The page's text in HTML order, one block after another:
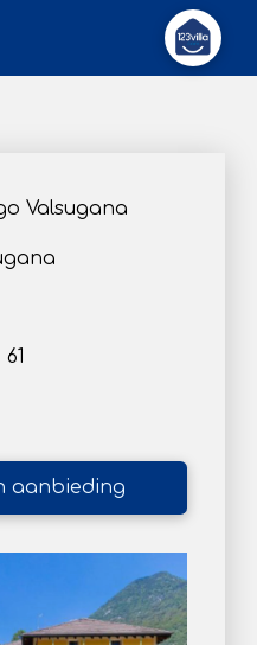
Valsugana
aanbieding